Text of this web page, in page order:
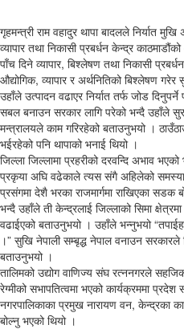
गृहमन्त्री राम वहादुर थापा बादलले निर्यात
व्यापार तथा निकासी प्रबर्धन केन्द्र
पाँच दिने व्यापार, बिश्लेषण तथा निकासी
औद्योगिक, व्यापार र अर्थनितिको बिश्लेषण गरेर
उहाँले उत्पादन वढाएर निर्यात तर्फ जोड
सबल बनाउन सरकार लागि परेको भन्दै उहाँले
मन्त्रालयले काम गरिरहेको बताउनुभयो ।
भईरहेको पनि थापाको भनाई थियो ।
जिल्ला जिल्लामा प्रहरीको दरवन्दि अभाव
प्रकृया अघि वढेकाले त्यस संगै अहिलेको
प्रसंगमा देशै भरका राजमार्गमा राखिएका
भन्दै उहाँले ती केन्द्रलाई जिल्लाको सिमा
वढाईएको बताउनुभयो । उहाँले भन्नुभयो
।” सुखि नेपाली सम्बृद्ध नेपाल वनाउन सरकारले
बताउनुभयो ।
तालिमको उद्योग वाणिज्य संघ रत्ननगरले
रेग्मीको सभापतित्वमा भएको कार्यक्रममा
नगरपालिकाका प्रमुख नारायण वन, केन्द्रका
बोल्नु भएको थियो ।